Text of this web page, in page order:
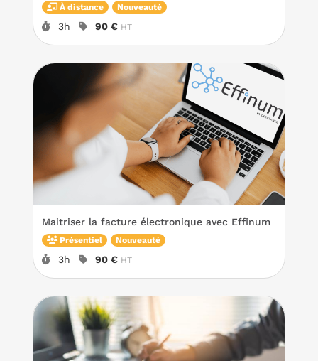
À distance Nouveauté
Durée :
3h Prix :
90 € HT
Maitriser la facture électronique avec Effinum
Présentiel Nouveauté
Durée :
3h Prix :
90 € HT